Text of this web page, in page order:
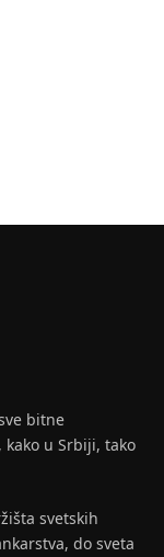
bitne
u Srbiji, tako
svetskih
do sveta